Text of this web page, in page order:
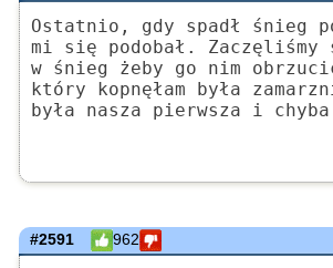
Ostatnio, gdy spadł śnieg
mi się podobał. Zaczęliśmy
w śnieg żeby go nim
który kopnęłam była
była nasza pierwsza i
#2591 962